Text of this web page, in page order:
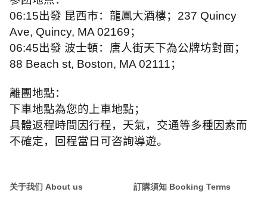
06:15出發 昆西市：龍鳳大酒樓； 237 Quincy
Ave, Quincy, MA 02169；
06:45出發 波士頓：唐人街天下為公牌坊對面；
88 Beach st, Boston, MA 02111；
離團地點：
下車地點為您的上車地點；
具體返程時間因行程，天氣，交通等多種因素而
不確定，回程當日可咨詢導遊。
关于我们 About us 訂購須知 Booking Terms